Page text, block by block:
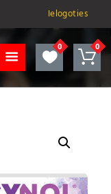
Ielogoties